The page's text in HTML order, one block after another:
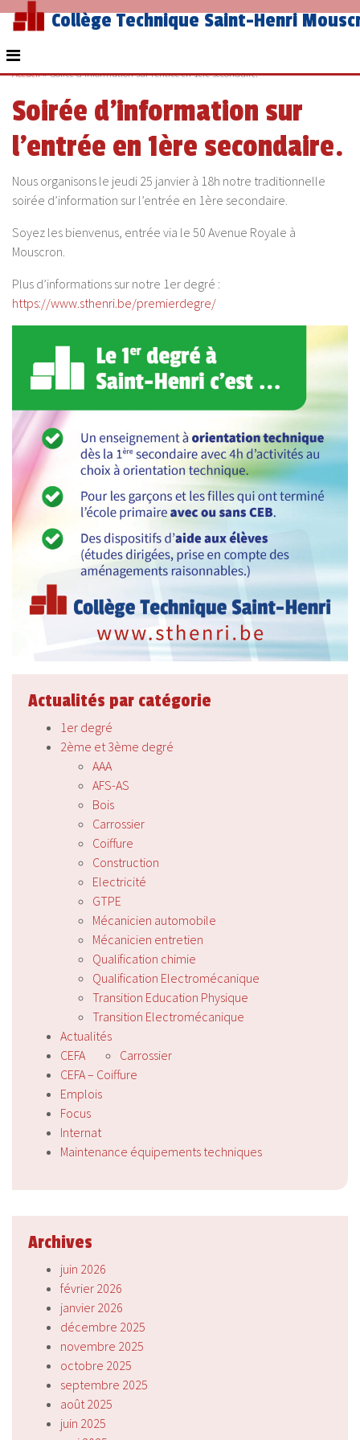
Collège Technique Saint-Henri
Accueil»Soirée d’information sur l’entrée en 1ère secondaire.
Soirée d’information sur
l’entrée en 1ère secondaire.
Nous organisons le jeudi 25 janvier à 18h notre traditionnelle
soirée d’information sur l’entrée en 1ère secondaire.
Soyez les bienvenus, entrée via le 50 Avenue Royale à
Mouscron.
Plus d’informations sur notre 1er degré :
https://www.sthenri.be/premierdegre/
Actualités par catégorie
1er degré
2ème et 3ème degré
AAA
AFS-AS
Bois
Carrossier
Coiffure
Construction
Electricité
GTPE
Mécanicien automobile
Mécanicien entretien
Qualification chimie
Qualification Electromécanique
Transition Education Physique
Transition Electromécanique
Actualités
CEFA
Carrossier
CEFA – Coiffure
Emplois
Focus
Internat
Maintenance équipements techniques
Archives
juin 2026
février 2026
janvier 2026
décembre 2025
novembre 2025
octobre 2025
septembre 2025
août 2025
juin 2025